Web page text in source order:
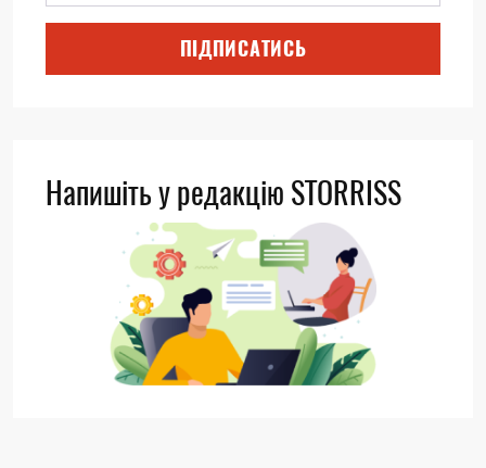
ПІДПИСАТИСЬ
Напишіть у редакцію STORRISS